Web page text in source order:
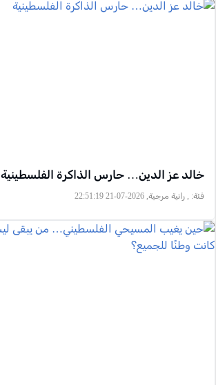
خالد عز الدين… حارس الذاكرة الفلسطينية
فئة: , رانية مرجية, 2026-07-21 22:51:19